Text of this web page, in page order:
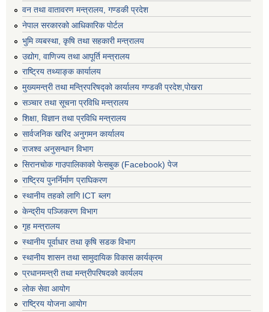
वन तथा वातावरण मन्त्रालय, गण्डकी प्रदेश
नेपाल सरकारको आधिकारिक पोर्टल
भुमि व्यबस्था, कृषि तथा सहकारी मन्त्रालय
उद्योग, वाणिज्य तथा आपूर्ति मन्त्रालय
राष्ट्रिय तथ्याङ्क कार्यालय
मुख्यमन्त्री तथा मन्त्रिपरिषद्को कार्यालय गण्डकी प्रदेश,पोखरा
सञ्‍चार तथा सूचना प्रविधि मन्त्रालय
शिक्षा, विज्ञान तथा प्रविधि मन्त्रालय
सार्वजनिक खरिद अनुगमन कार्यालय
राजश्व अनुसन्धान विभाग
सिरानचोक गाउपालिकाको फेसबुक (Facebook) पेज
राष्ट्रिय पुनर्निर्माण प्राघिकरण
स्थानीय तहको लागि ICT ब्लग
केन्द्रीय पञ्जिकरण विभाग
गृह मन्त्रालय
स्थानीय पूर्वाधार तथा कृषि सडक विभाग
स्थानीय शासन तथा सामुदायिक विकास कार्यक्रम
प्रधानमन्त्री तथा मन्त्रीपरिषदको कार्यलय
लोक सेवा आयोग
राष्ट्रिय योजना आयोग